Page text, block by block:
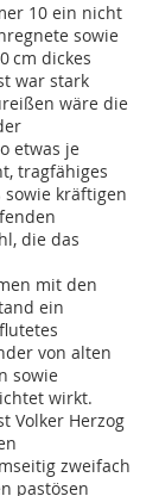
10 ein nicht
sowie
cm dickes
war stark
wäre die
etwas je
tragfähiges
kräftigen
die das
mit den
ein
von alten
sowie
wirkt.
Volker Herzog
zweifach
pastösen